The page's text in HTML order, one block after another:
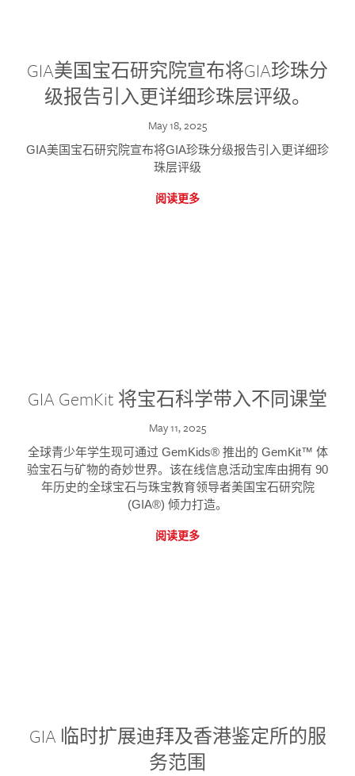
GIA美国宝石研究院宣布将GIA珍珠分
级报告引入更详细珍珠层评级。
May 18, 2025
GIA美国宝石研究院宣布将GIA珍珠分级报告引入更详细珍
珠层评级
阅读更多
GIA GemKit 将宝石科学带入不同课堂
May 11, 2025
全球青少年学生现可通过 GemKids® 推出的 GemKit™ 体
验宝石与矿物的奇妙世界。该在线信息活动宝库由拥有 90
年历史的全球宝石与珠宝教育领导者美国宝石研究院
(GIA®) 倾力打造。
阅读更多
GIA 临时扩展迪拜及香港鉴定所的服
务范围